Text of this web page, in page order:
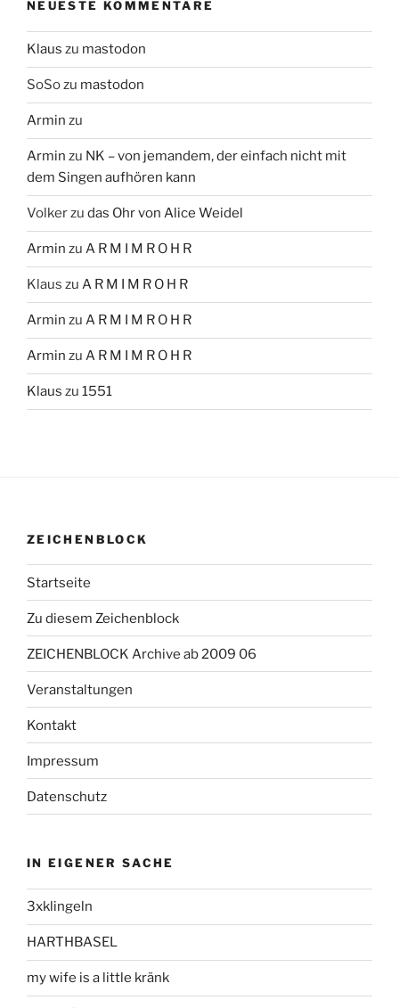
NEUESTE KOMMENTARE
Klaus zu mastodon
SoSozu mastodon
Armin zu
Armin zu NK – von jemandem, der einfach nicht mit
dem Singen aufhören kann
Volkerzu das Ohr von Alice Weidel
Armin zu A R M I M R O H R
Klaus zu A R M I M R O H R
Armin zu A R M I M R O H R
Armin zu A R M I M R O H R
Klaus zu 1551
ZEICHENBLOCK
Startseite
Zu diesem Zeichenblock
ZEICHENBLOCK Archive ab 2009 06
Veranstaltungen
Kontakt
Impressum
Datenschutz
IN EIGENER SACHE
3xklingeln
HARTHBASEL
my wife is a little kränk